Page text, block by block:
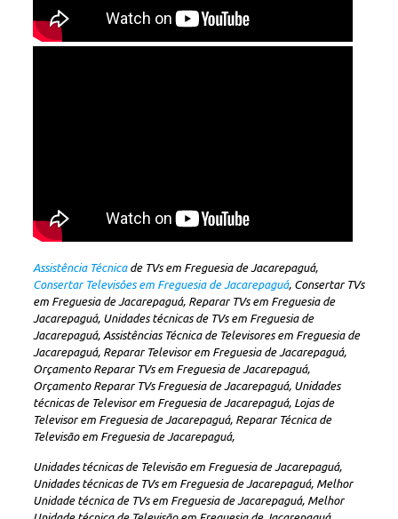
Assistência Técnicade TVs em Freguesia de Jacarepaguá,
Consertar Televisôes em Freguesia de Jacarepaguá, Consertar TVs
em Freguesia de Jacarepaguá, Reparar TVs em Freguesia de
Jacarepaguá, Unidades técnicas de TVs em Freguesia de
Jacarepaguá, Assistências Técnica de Televisores em Freguesia de
Jacarepaguá, Reparar Televisor em Freguesia de Jacarepaguá,
Orçamento Reparar TVs em Freguesia de Jacarepaguá,
Orçamento Reparar TVs Freguesia de Jacarepaguá, Unidades
técnicas de Televisor em Freguesia de Jacarepaguá, Lojas de
Televisor em Freguesia de Jacarepaguá, Reparar Técnica de
Televisão em Freguesia de Jacarepaguá,
Unidades técnicas de Televisão em Freguesia de Jacarepaguá,
Unidades técnicas de TVs em Freguesia de Jacarepaguá, Melhor
Unidade técnica de TVs em Freguesia de Jacarepaguá, Melhor